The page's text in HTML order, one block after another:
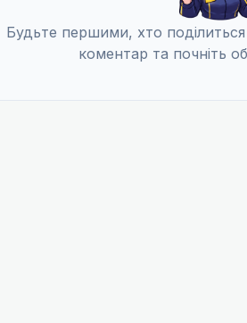
Будьте першими, хто
коментар та почніть